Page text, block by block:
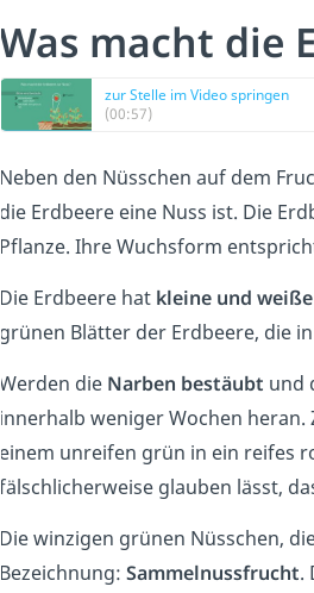
Was macht die
zur Stelle im Video springen
(00:57)
Neben den Nüsschen auf dem
die Erdbeere eine Nuss ist. Die
Pflanze. Ihre Wuchsform
Die Erdbeere hat kleine und weiße
grünen Blätter der Erdbeere, die
Werden die Narben bestäubt und
innerhalb weniger Wochen
einem unreifen grün in ein reifes
fälschlicherweise glauben lässt,
Die winzigen grünen Nüsschen,
Bezeichnung: Sammelnussfrucht.